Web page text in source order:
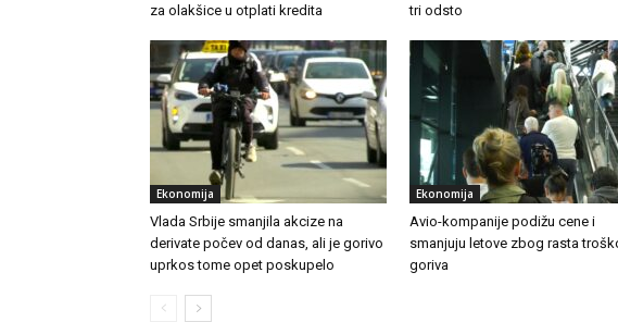
za olakšice u otplati kredita
tri odsto
Ekonomija
Vlada Srbije smanjila akcize na
derivate počev od danas, ali je gorivo
uprkos tome opet poskupelo
Ekonomija
Avio-kompanije podižu cene i
smanjuju letove zbog rasta
goriva